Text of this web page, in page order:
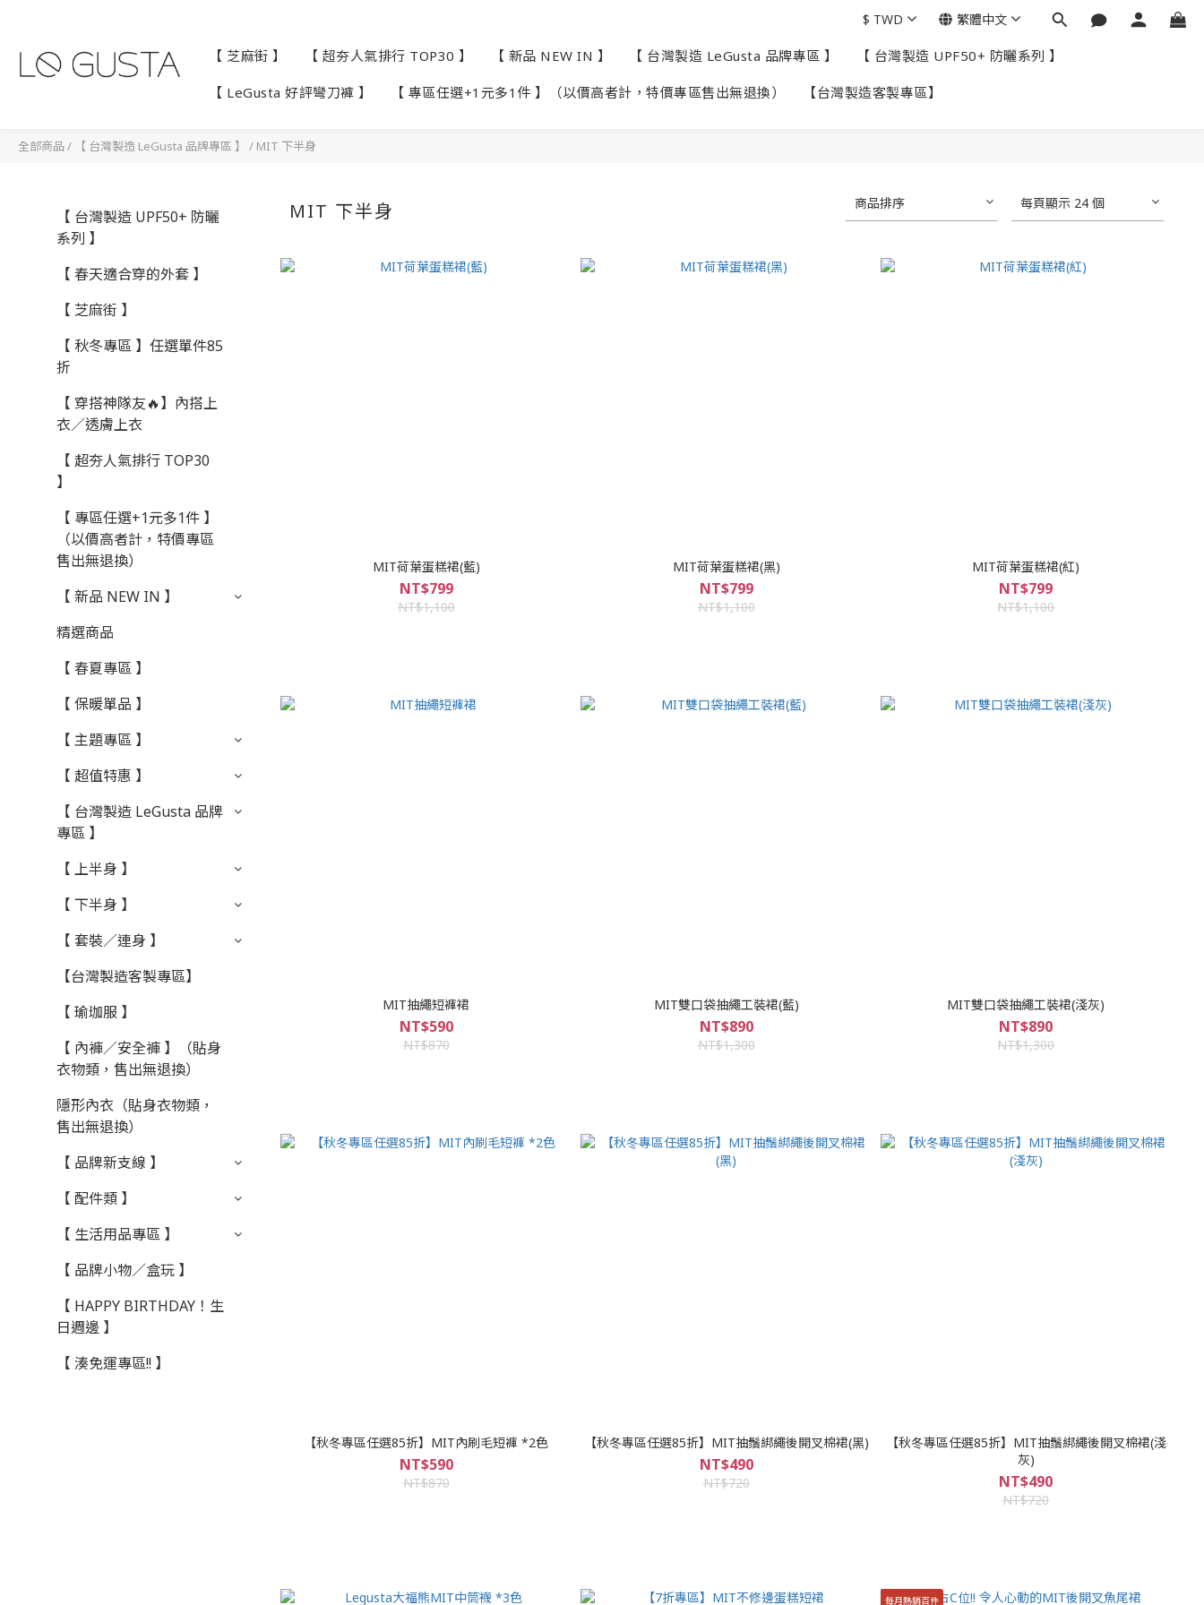
【 芝麻街 】 【 超夯人氣排行 TOP30 】 【 新品 NEW IN 】 【 台灣製造 LeGusta 品牌專區 】 【 台灣製造 UPF50+ 防曬系列 】
【 LeGusta 好評彎刀褲 】 【 專區任選+1元多1件 】（以價高者計，特價專區售出無退換） 【台灣製造客製專區】
$ TWD 繁體中文
全部商品 / 【 台灣製造 LeGusta 品牌專區 】 / MIT 下半身
【 台灣製造 UPF50+ 防曬
系列 】
【 春天適合穿的外套 】
【 芝麻街 】
【 秋冬專區 】任選單件85
折
【 穿搭神隊友🔥】內搭上
衣／透膚上衣
【 超夯人氣排行 TOP30
】
【 專區任選+1元多1件 】
（以價高者計，特價專區
售出無退換）
【 新品 NEW IN 】
精選商品
【 春夏專區 】
【 保暖單品 】
【 主題專區 】
【 超值特惠 】
【 台灣製造 LeGusta 品牌
專區 】
【 上半身 】
【 下半身 】
【 套裝／連身 】
【台灣製造客製專區】
【 瑜珈服 】
【 內褲／安全褲 】（貼身
衣物類，售出無退換）
隱形內衣（貼身衣物類，
售出無退換）
【 品牌新支線 】
【 配件類 】
【 生活用品專區 】
【 品牌小物／盒玩 】
【 HAPPY BIRTHDAY！生
日週邊 】
【 湊免運專區!! 】
MIT 下半身 商品排序 每頁顯示 24 個
MIT荷葉蛋糕裙(藍)
NT$799
NT$1,100
MIT荷葉蛋糕裙(黑)
NT$799
NT$1,100
MIT荷葉蛋糕裙(紅)
NT$799
NT$1,100
MIT抽繩短褲裙
NT$590
NT$870
MIT雙口袋抽繩工裝裙(藍)
NT$890
NT$1,300
MIT雙口袋抽繩工裝裙(淺灰)
NT$890
NT$1,300
【秋冬專區任選85折】MIT內刷毛短褲 *2色
NT$590
NT$870
【秋冬專區任選85折】MIT抽鬚綁繩後開叉棉裙(黑)
NT$490
NT$720
【秋冬專區任選85折】MIT抽鬚綁繩後開叉棉裙(淺
灰)
NT$490
NT$720
每月熱銷百件